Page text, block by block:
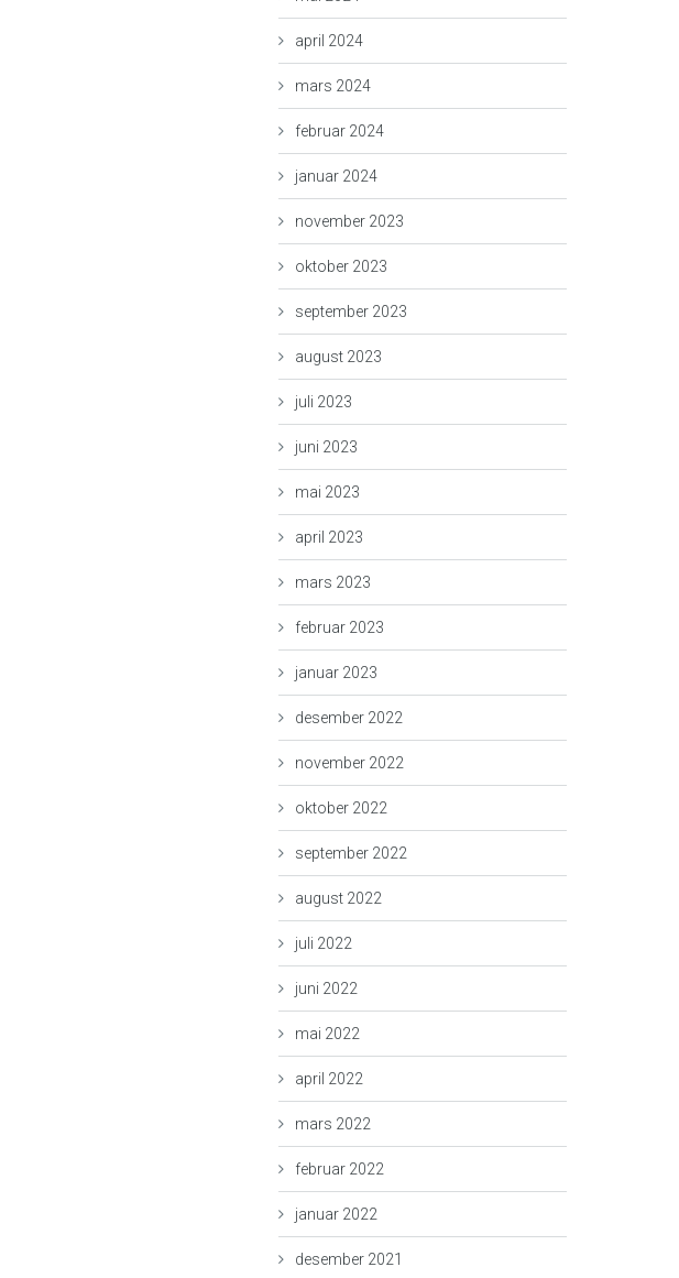
april 2024
mars 2024
februar 2024
januar 2024
november 2023
oktober 2023
september 2023
august 2023
juli 2023
juni 2023
mai 2023
april 2023
mars 2023
februar 2023
januar 2023
desember 2022
november 2022
oktober 2022
september 2022
august 2022
juli 2022
juni 2022
mai 2022
april 2022
mars 2022
februar 2022
januar 2022
desember 2021